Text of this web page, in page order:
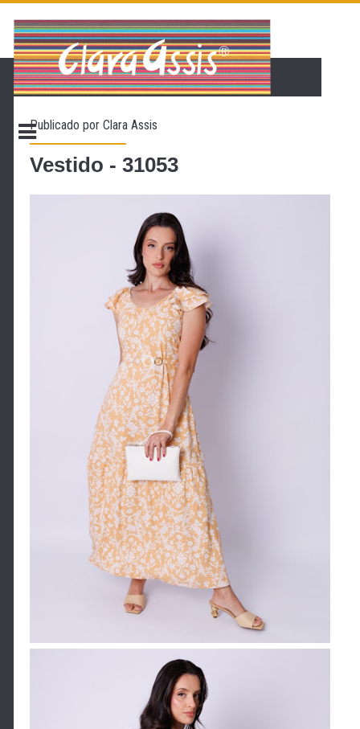
PÁGINA INICIAL
LOJA VIRTUAL
CONTATO
PROMOÇÃO
Publicado porClara Assis
Vestido - 31053